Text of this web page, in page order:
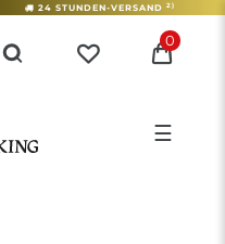
24 STUNDEN-VERSAND 2)
0
☰